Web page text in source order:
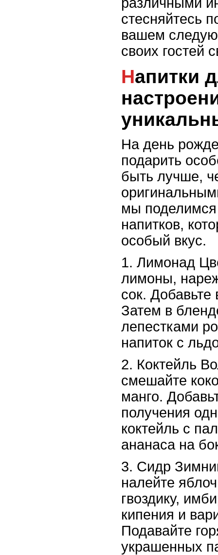
стесняйтесь
вашем
своих гостей
Напитки для праздничного
На день
подарить
быть лучше,
мы
напитков,
особый вкус.
1. Лимонад
лимоны,
сок. Добавьте
Затем в
лепестками
напиток с
2. Коктейль
смешайте
манго.
получения
коктейль с
ананаса на
3. Сидр
налейте
гвоздику,
кипения и
Подавайте
украшенных